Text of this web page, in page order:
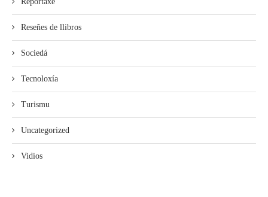
Reseñes de llibros
Sociedá
Tecnoloxía
Turismu
Uncategorized
Vidios